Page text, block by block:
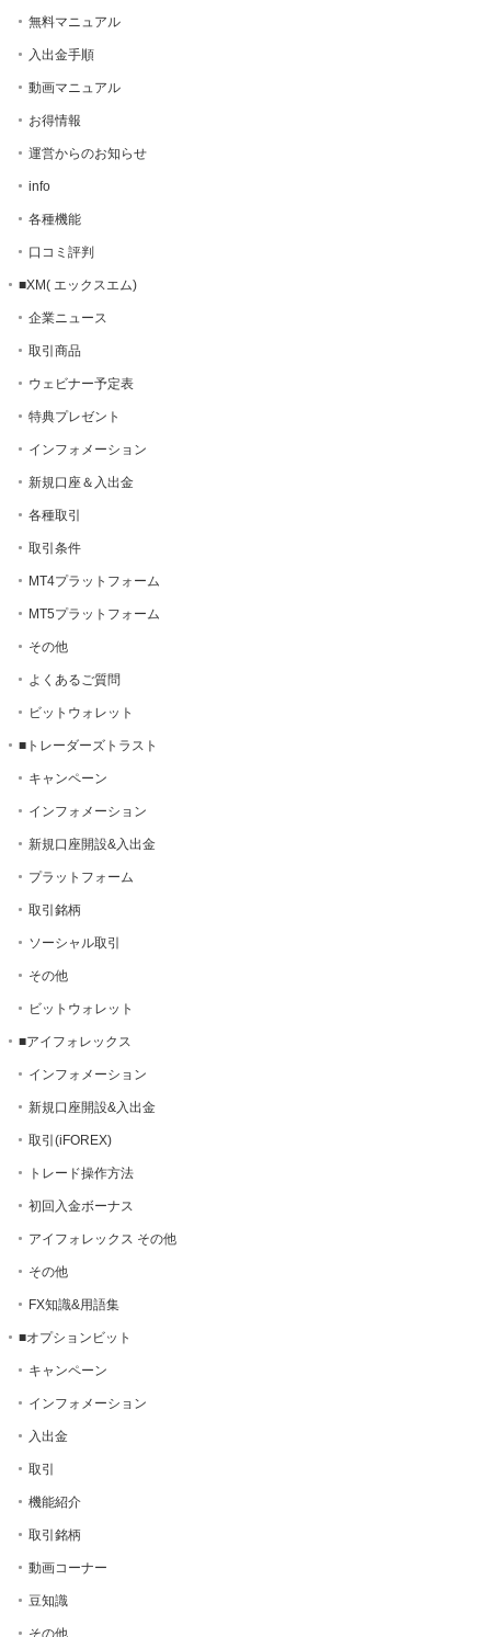
無料マニュアル
入出金手順
動画マニュアル
お得情報
運営からのお知らせ
info
各種機能
口コミ評判
■XM( エックスエム)
企業ニュース
取引商品
ウェビナー予定表
特典プレゼント
インフォメーション
新規口座＆入出金
各種取引
取引条件
MT4プラットフォーム
MT5プラットフォーム
その他
よくあるご質問
ビットウォレット
■トレーダーズトラスト
キャンペーン
インフォメーション
新規口座開設&入出金
プラットフォーム
取引銘柄
ソーシャル取引
その他
ビットウォレット
■アイフォレックス
インフォメーション
新規口座開設&入出金
取引(iFOREX)
トレード操作方法
初回入金ボーナス
アイフォレックス その他
その他
FX知識&用語集
■オプションビット
キャンペーン
インフォメーション
入出金
取引
機能紹介
取引銘柄
動画コーナー
豆知識
その他